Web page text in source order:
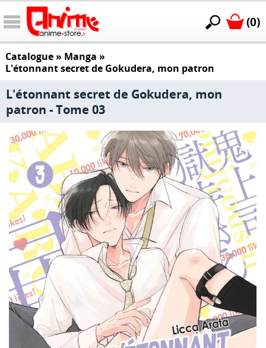
(0)
Catalogue» Manga »
L'étonnant secret de Gokudera, mon patron
L'étonnant secret de Gokudera, mon
patron - Tome 03